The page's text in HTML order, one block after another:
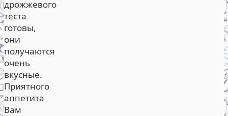
дрожжевого
теста
готовы,
они
получаются
очень
вкусные.
Приятного
аппетита
Вам